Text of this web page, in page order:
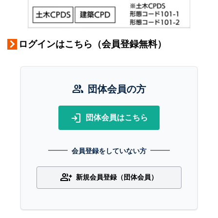
ログインはこちら（会員登録無料）
group 団体会員の方
login 団体会員はこちら
会員登録をしていない方
group_add 新規会員登録（団体会員）